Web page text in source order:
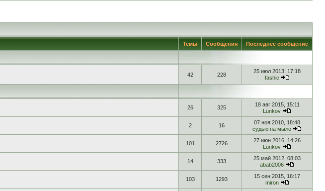
Темы Сообщения Последнее сообщение
42 228
25 июл 2013, 17:18
fashic
26 325
18 авг 2015, 15:11
Lunkov
2 16
07 ноя 2010, 18:48
судью на мыло
101 2726
27 июн 2016, 14:26
Lunkov
14 333
25 май 2012, 08:03
abab2006
103 1293
15 сен 2015, 16:17
miron